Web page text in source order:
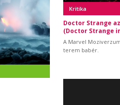
Kritika
Doctor Strange
(Doctor Strange
A Marvel
terem babér.